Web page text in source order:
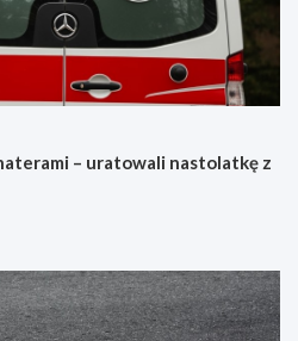
– uratowali nastolatkę z